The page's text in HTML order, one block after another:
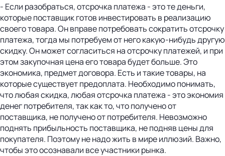
- Если разобраться, отсрочка платежа - это те деньги,
которые поставщик готов инвестировать в реализацию
своего товара. Он вправе потребовать сократить отсрочку
платежа, тогда мы потребуем от него какую-нибудь другую
скидку. Он может согласиться на отсрочку платежей, и при
этом закупочная цена его товара будет больше. Это
экономика, предмет договора. Есть и такие товары, на
которые существует предоплата. Необходимо понимать,
что любая скидка, любая отсрочка платежа - это экономия
денег потребителя, так как то, что получено от
поставщика, не получено от потребителя. Невозможно
поднять прибыльность поставщика, не подняв цены для
покупателя. Поэтому не надо жить в мире иллюзий. Важно,
чтобы это осознавали все участники рынка.